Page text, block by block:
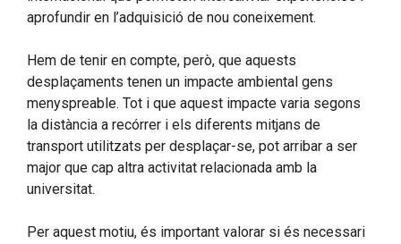
aprofundir en l’adquisició de nou coneixement.
Hem de tenir en compte, però, que aquests
desplaçaments tenen un impacte ambiental gens
menyspreable. Tot i que aquest impacte varia segons
la distància a recórrer i els diferents mitjans de
transport utilitzats per desplaçar-se, pot arribar a ser
major que cap altra activitat relacionada amb la
universitat.
Per aquest motiu, és important valorar si és necessari